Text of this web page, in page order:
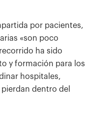
por pacientes,
«son poco
ha sido
y formación para los
hospitales,
dentro del